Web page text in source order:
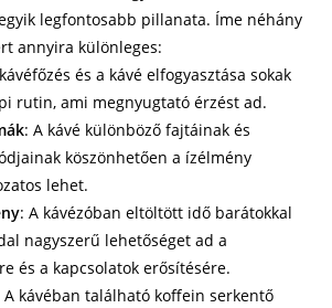
legfontosabb pillanata. Íme néhány
annyira különleges:
és a kávé elfogyasztása sokak
rutin, ami megnyugtató érzést ad.
: A kávé különböző fajtáinak és
köszönhetően a ízélmény
lehet.
: A kávézóban eltöltött idő barátokkal
nagyszerű lehetőséget ad a
és a kapcsolatok erősítésére.
A kávéban található koffein serkentő